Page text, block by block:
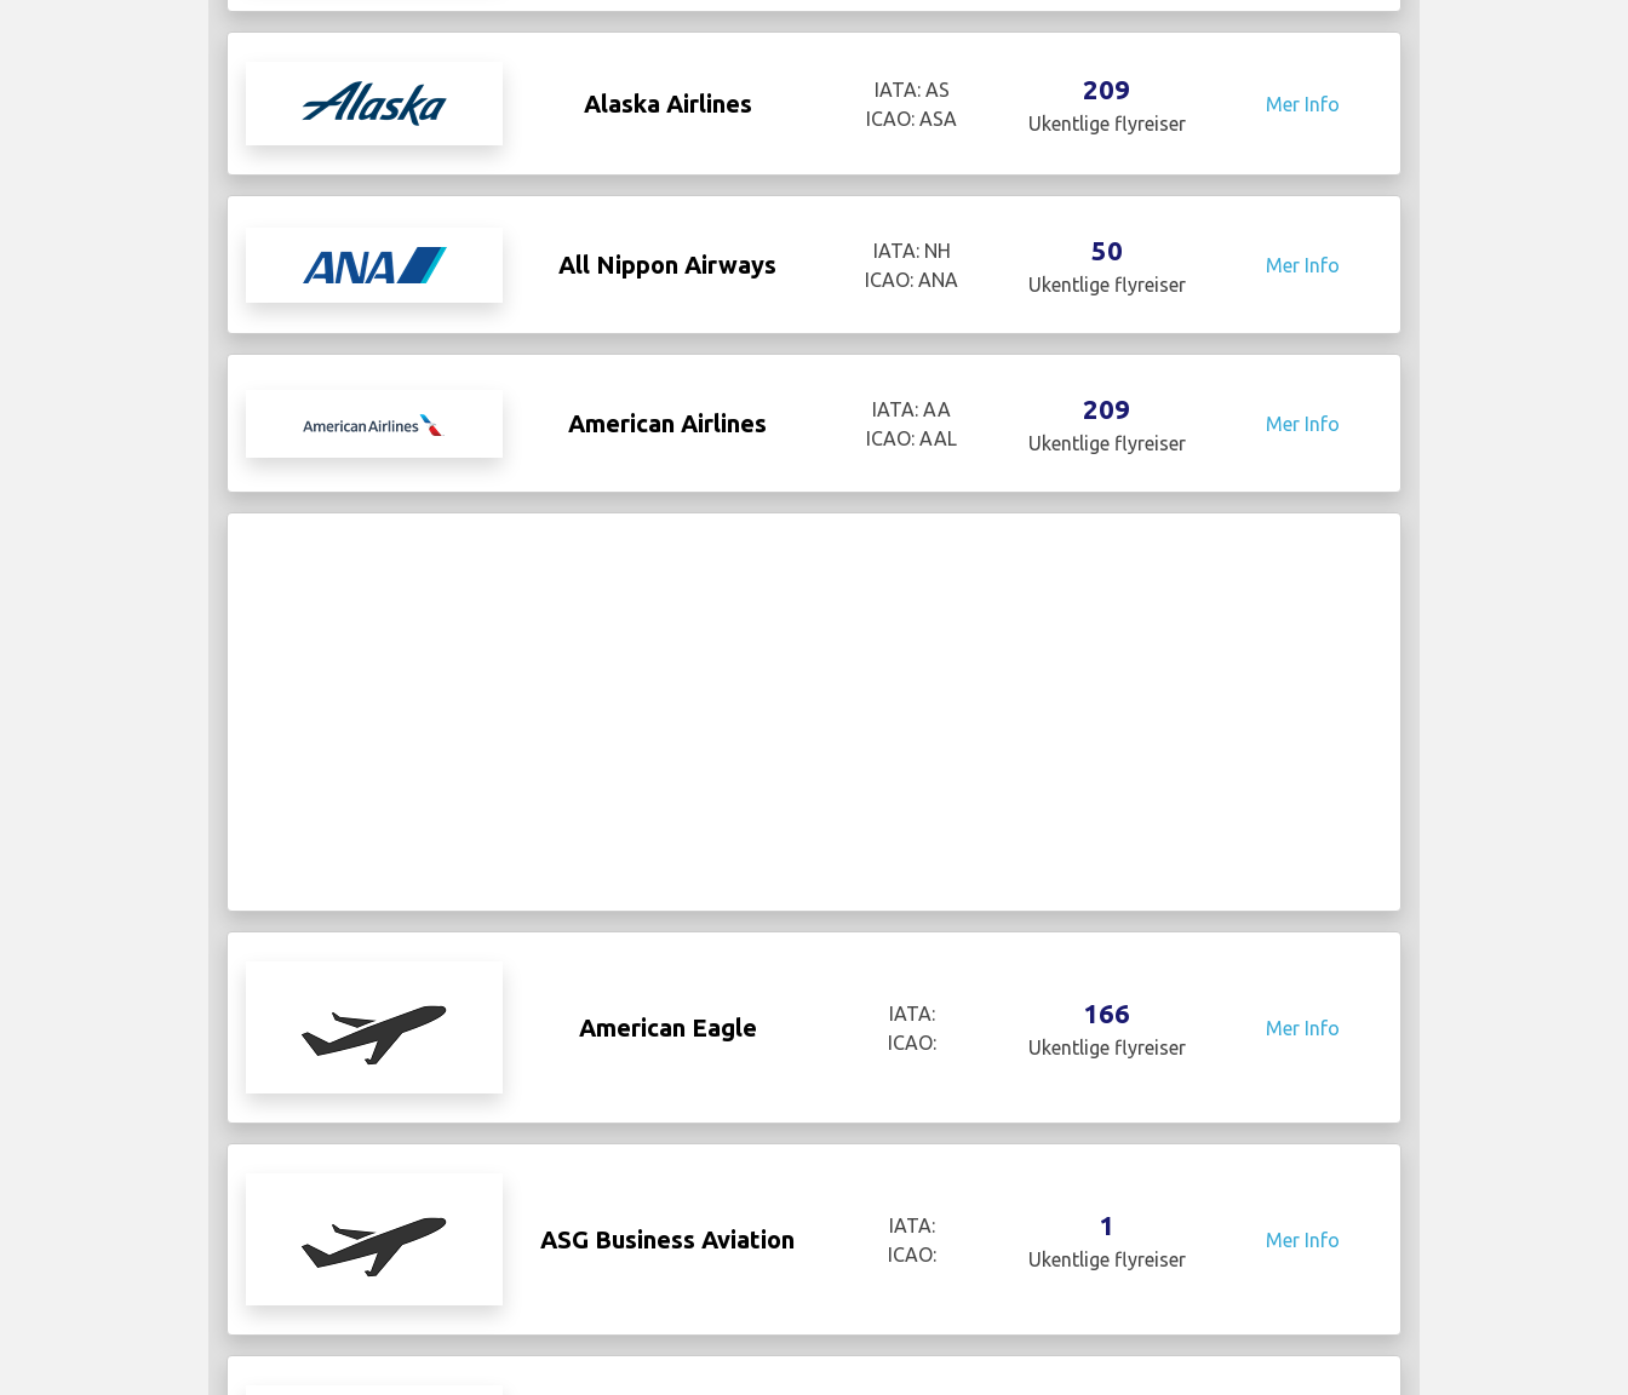
Alaska Airlines
IATA: AS
ICAO: ASA
209
Ukentlige flyreiser
Mer Info
All Nippon Airways
IATA: NH
ICAO: ANA
50
Ukentlige flyreiser
Mer Info
American Airlines
IATA: AA
ICAO: AAL
209
Ukentlige flyreiser
Mer Info
American Eagle
IATA:
ICAO:
166
Ukentlige flyreiser
Mer Info
ASG Business Aviation
IATA:
ICAO:
1
Ukentlige flyreiser
Mer Info